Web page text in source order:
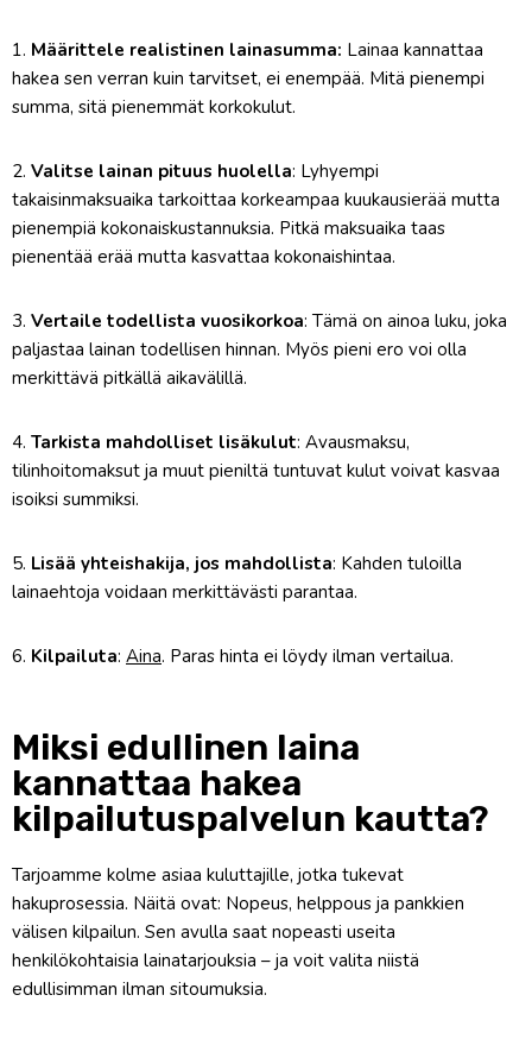
1. Määrittele realistinen lainasumma: Lainaa kannattaa
hakea sen verran kuin tarvitset, ei enempää. Mitä pienempi
summa, sitä pienemmät korkokulut.
2. Valitse lainan pituus huolella: Lyhyempi
takaisinmaksuaika tarkoittaa korkeampaa kuukausierää mutta
pienempiä kokonaiskustannuksia. Pitkä maksuaika taas
pienentää erää mutta kasvattaa kokonaishintaa.
3. Vertaile todellista vuosikorkoa: Tämä on ainoa luku, joka
paljastaa lainan todellisen hinnan. Myös pieni ero voi olla
merkittävä pitkällä aikavälillä.
4. Tarkista mahdolliset lisäkulut: Avausmaksu,
tilinhoitomaksut ja muut pieniltä tuntuvat kulut voivat kasvaa
isoiksi summiksi.
5. Lisää yhteishakija, jos mahdollista: Kahden tuloilla
lainaehtoja voidaan merkittävästi parantaa.
6. Kilpailuta: Aina. Paras hinta ei löydy ilman vertailua.
Miksi edullinen laina
kannattaa hakea
kilpailutuspalvelun kautta?
Tarjoamme kolme asiaa kuluttajille, jotka tukevat
hakuprosessia. Näitä ovat: Nopeus, helppous ja pankkien
välisen kilpailun. Sen avulla saat nopeasti useita
henkilökohtaisia lainatarjouksia – ja voit valita niistä
edullisimman ilman sitoumuksia.